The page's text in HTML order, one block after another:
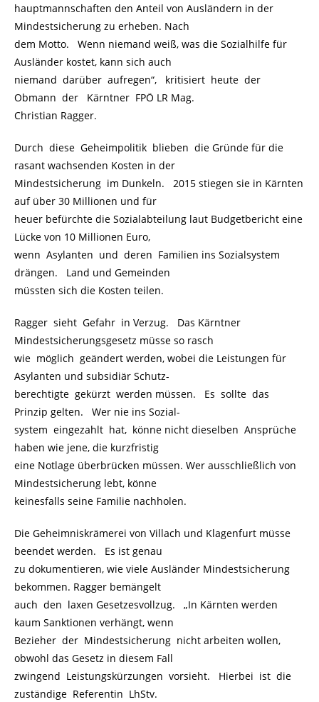
hauptmannschaften den Anteil von Ausländern in der
Mindestsicherung zu erheben. Nach
dem Motto. Wenn niemand weiß, was die Sozialhilfe für
Ausländer kostet, kann sich auch
niemand darüber aufregen“, kritisiert heute der
Obmann der Kärntner FPÖ LR Mag.
Christian Ragger.
Durch diese Geheimpolitik blieben die Gründe für die
rasant wachsenden Kosten in der
Mindestsicherung im Dunkeln. 2015 stiegen sie in Kärnten
auf über 30 Millionen und für
heuer befürchte die Sozialabteilung laut Budgetbericht eine
Lücke von 10 Millionen Euro,
wenn Asylanten und deren Familien ins Sozialsystem
drängen. Land und Gemeinden
müssten sich die Kosten teilen.
Ragger sieht Gefahr in Verzug. Das Kärntner
Mindestsicherungsgesetz müsse so rasch
wie möglich geändert werden, wobei die Leistungen für
Asylanten und subsidiär Schutz-
berechtigte gekürzt werden müssen. Es sollte das
Prinzip gelten. Wer nie ins Sozial-
system eingezahlt hat, könne nicht dieselben Ansprüche
haben wie jene, die kurzfristig
eine Notlage überbrücken müssen. Wer ausschließlich von
Mindestsicherung lebt, könne
keinesfalls seine Familie nachholen.
Die Geheimniskrämerei von Villach und Klagenfurt müsse
beendet werden. Es ist genau
zu dokumentieren, wie viele Ausländer Mindestsicherung
bekommen. Ragger bemängelt
auch den laxen Gesetzesvollzug. „In Kärnten werden
kaum Sanktionen verhängt, wenn
Bezieher der Mindestsicherung nicht arbeiten wollen,
obwohl das Gesetz in diesem Fall
zwingend Leistungskürzungen vorsieht. Hierbei ist die
zuständige Referentin LhStv.